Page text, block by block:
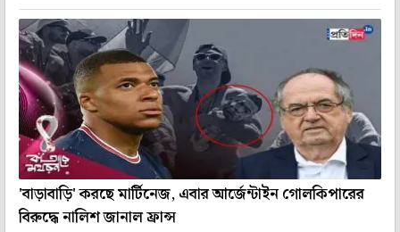
'বাড়াবাড়ি' করছে মার্টিনেজ, এবার আর্জেন্টাইন গোলকিপারের
বিরুদ্ধে নালিশ জানাল ফ্রান্স